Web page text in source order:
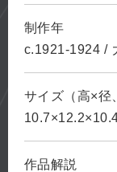
制作年
c.1921-1924 /
サイズ（高×径
作品解説